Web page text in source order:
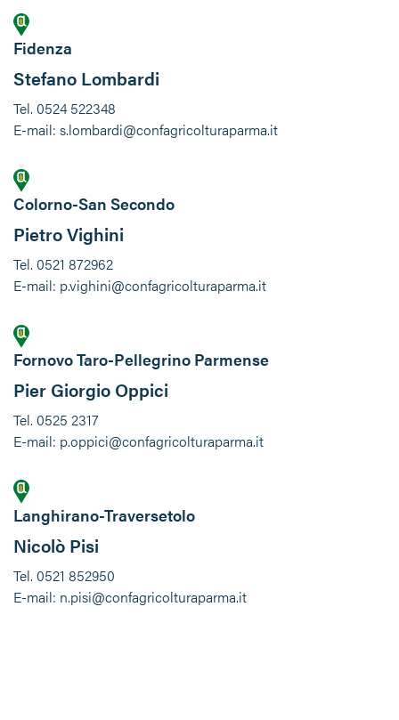
Fidenza
Stefano Lombardi
Tel. 0524 522348
E-mail: s.lombardi@confagricolturaparma.it
Colorno-San Secondo
Pietro Vighini
Tel. 0521 872962
E-mail: p.vighini@confagricolturaparma.it
Fornovo Taro-Pellegrino Parmense
Pier Giorgio Oppici
Tel. 0525 2317
E-mail: p.oppici@confagricolturaparma.it
Langhirano-Traversetolo
Nicolò Pisi
Tel. 0521 852950
E-mail: n.pisi@confagricolturaparma.it